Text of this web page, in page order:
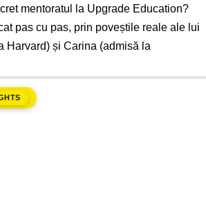
mentoratul la Upgrade Education?
pas cu pas, prin poveștile reale ale lui
Harvard) și Carina (admisă la